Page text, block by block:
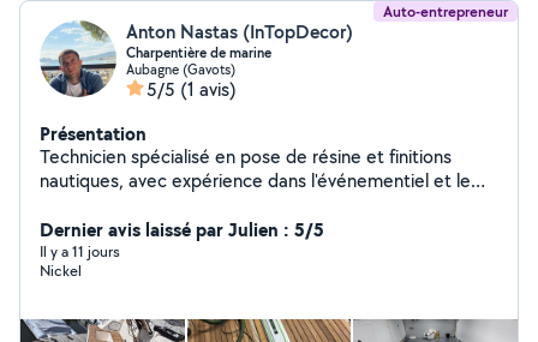
Auto-entrepreneur
Anton Nastas (InTopDecor)
Charpentière de marine
Aubagne (Gavots)
5/5 (1 avis)
Présentation
Technicien spécialisé en pose de résine et finitions
nautiques, avec expérience dans l'événementiel et le
détails, je propose un travail propre et soigné.
Disponible pour différents projets, avec déplacement
possible selon la demande.
Dernier avis laissé par Julien : 5/5
Il y a 11 jours
Nickel